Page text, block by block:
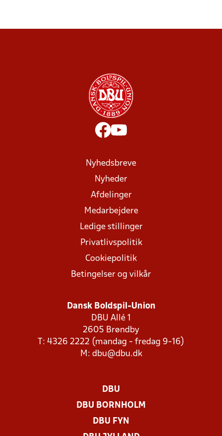
Nyhedsbreve
Nyheder
Afdelinger
Medarbejdere
Ledige stillinger
Privatlivspolitik
Cookiepolitik
Betingelser og vilkår
Dansk Boldspil-Union
DBU Allé 1
2605 Brøndby
T: 4326 2222 (mandag - fredag 9-16)
M: dbu@dbu.dk
DBU
DBU BORNHOLM
DBU FYN